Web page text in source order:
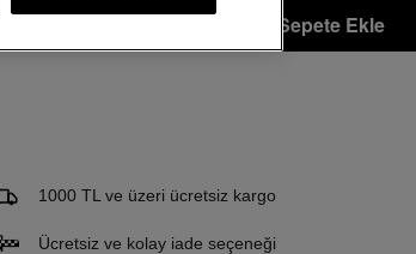
Sepete Ekle
Email Adresi
1000 TL ve üzeri ücretsiz kargo
Ücretsiz ve kolay iade seçeneği